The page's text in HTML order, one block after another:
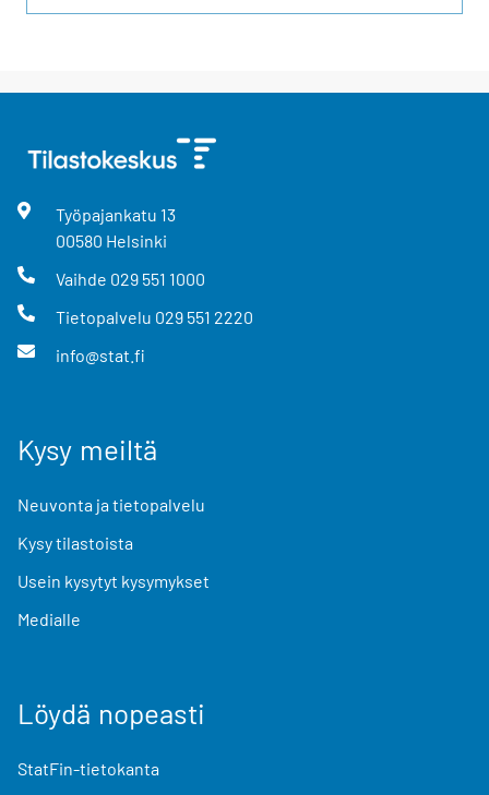
Työpajankatu 13
00580 Helsinki
Vaihde 029 551 1000
Tietopalvelu 029 551 2220
info@stat.fi
Kysy meiltä
Neuvonta ja tietopalvelu
Kysy tilastoista
Usein kysytyt kysymykset
Medialle
Löydä nopeasti
StatFin-tietokanta